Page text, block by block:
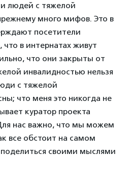
и людей с тяжелой
много мифов. Это в
посетители
в интернатах живут
что они закрыты от
инвалидностью нельзя
с тяжелой
что меня это никогда не
куратор проекта
нас важно, что мы можем
все обстоит на самом
своими мыслями